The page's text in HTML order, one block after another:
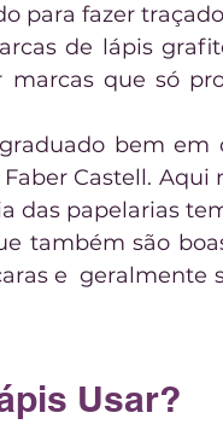
para fazer
de lápis
marcas que só
Castell. Aqui
das papelarias
também são
e  geralmente
Usar?